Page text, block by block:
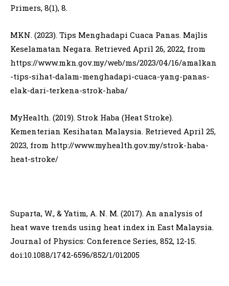
Primers, 8(1), 8.
MKN. (2023). Tips Menghadapi Cuaca Panas. Majlis
Keselamatan Negara. Retrieved April 26, 2022, from
https://www.mkn.gov.my/web/ms/2023/04/16/amalkan
-tips-sihat-dalam-menghadapi-cuaca-yang-panas-
elak-dari-terkena-strok-haba/
MyHealth. (2019). Strok Haba (Heat Stroke).
Kementerian Kesihatan Malaysia. Retrieved April 25,
2023, from http://www.myhealth.gov.my/strok-haba-
heat-stroke/
Suparta, W., & Yatim, A. N. M. (2017). An analysis of
heat wave trends using heat index in East Malaysia.
Journal of Physics: Conference Series, 852, 12-15.
doi:10.1088/1742-6596/852/1/012005